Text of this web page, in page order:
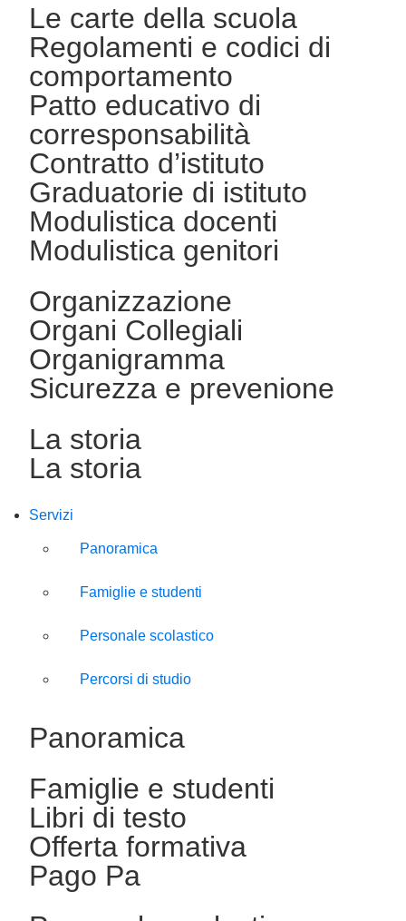
Le carte della scuola
Regolamenti e codici di
comportamento
Patto educativo di
corresponsabilità
Contratto d’istituto
Graduatorie di istituto
Modulistica docenti
Modulistica genitori
Organizzazione
Organi Collegiali
Organigramma
Sicurezza e prevenione
La storia
La storia
Servizi
Panoramica
Famiglie e studenti
Personale scolastico
Percorsi di studio
Panoramica
Famiglie e studenti
Libri di testo
Offerta formativa
Pago Pa